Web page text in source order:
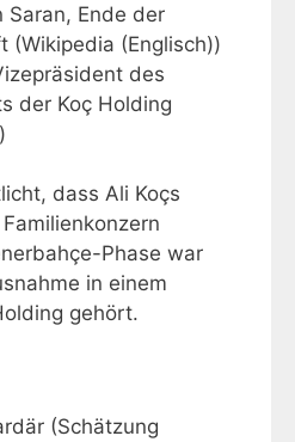
Saran, Ende der
(Wikipedia (Englisch))
des
der Koç Holding
dass Ali Koçs
Phase war
in einem
gehört.
(Schätzung